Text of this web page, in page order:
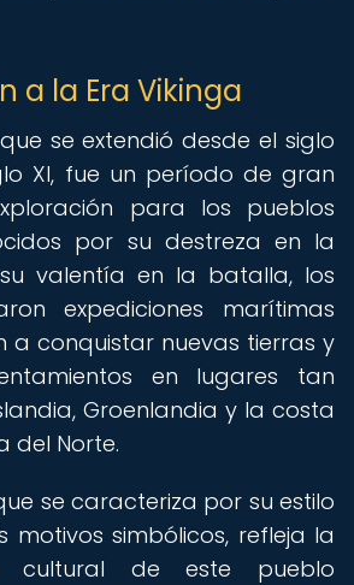
a la Era Vikinga
se extendió desde el siglo
XI, fue un período de gran
para los pueblos
por su destreza en la
valentía en la batalla, los
expediciones marítimas
a conquistar nuevas tierras y
en lugares tan
Groenlandia y la costa
del Norte.
se caracteriza por su estilo
motivos simbólicos, refleja la
cultural de este pueblo